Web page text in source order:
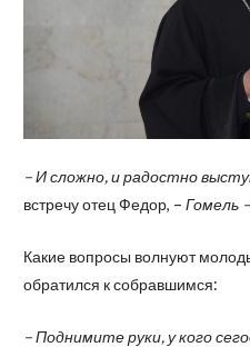
– И сложно, и радостно
встречу отец Федор, – Гомель
Какие вопросы волнуют
обратился к собравшимся:
– Поднимите руки, у кого